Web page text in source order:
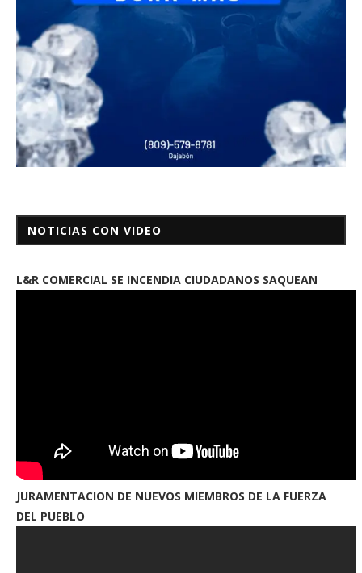
NOTICIAS CON VIDEO
L&R COMERCIAL SE INCENDIA CIUDADANOS SAQUEAN
JURAMENTACION DE NUEVOS MIEMBROS DE LA FUERZA
DEL PUEBLO